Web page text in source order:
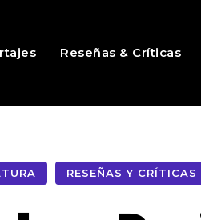
Reseñas & Críticas
RESEÑAS Y CRÍTICAS